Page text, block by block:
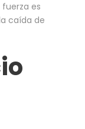
es
caída de